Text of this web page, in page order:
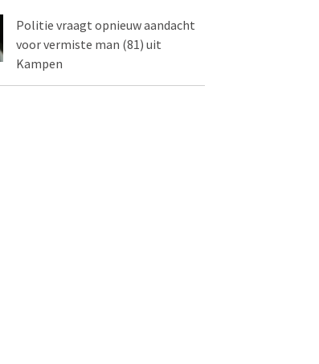
Politie vraagt opnieuw aandacht
voor vermiste man (81) uit
Kampen